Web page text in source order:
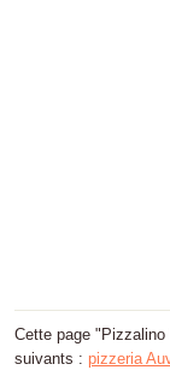
Cette page
suivants : pizzeria